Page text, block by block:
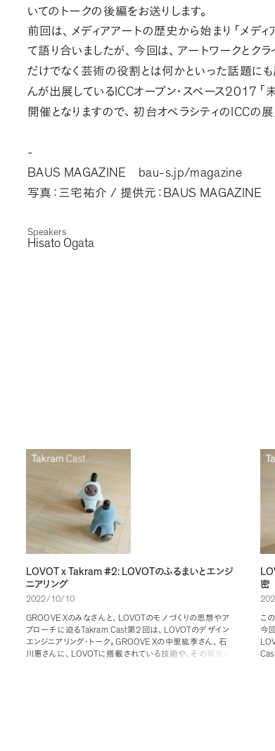
いてのトークの後編をお送りします。
前回は、 メディアアートの歴史から始まり 「 メディ
て語り合いましたが、 今回は、 アートワークとク
だけでなく芸術の役割とは何かといった話題にも
んが出展している ICCオープン・スペース2017 「
開催となりますので、 初台オペラシティの ICCの展
-
BAUS MAGAZINE
bau-s.jp/magazine
写真：三宅祐介 / 提供元： BAUS MAGAZINE
Speakers
Hisato Ogata
LOVOT x Takram #2: LOVOTのふるまいとエンジ
ニアリング
2022/10/10
GROOVE Xのみなさんと、 LOVOTのモノづくりの思想やア
プローチに迫る
Takram Cast第2 回は、 LOVOT
のデザイン
エンジニアリング・トーク。 GROOVE Xの中里紘季さん、 石
川惠さんに、 LOVOT に搭載されている技術や、 その背景に
密
こ
今